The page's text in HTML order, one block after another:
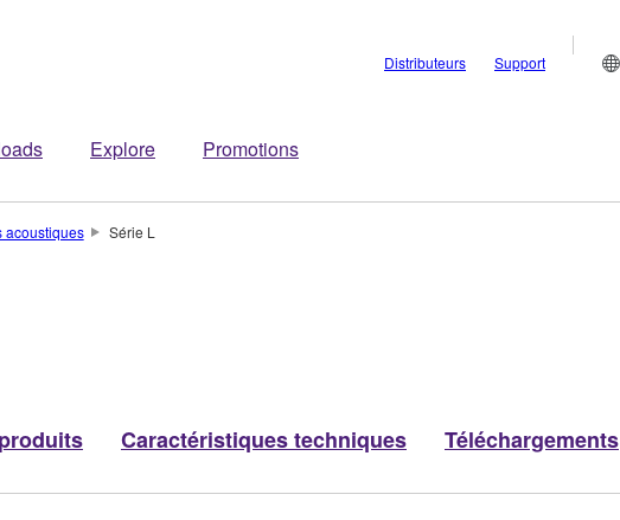
Explore Promotions
Distributeurs Support
acoustiques Série L
Caractéristiques techniques Téléchargements